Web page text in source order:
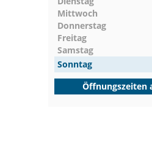
Mittwoch
Donnerstag
Freitag
Samstag
Sonntag
Öffnungszeiten